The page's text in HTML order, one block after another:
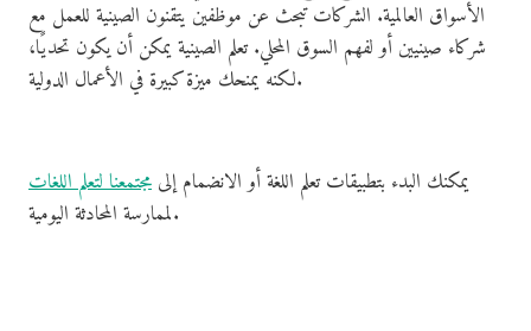
الأسواق العالمية. الشركات تبحث عن موظفين يتقنون الصينية للعمل مع
شركاء صينيين أو لفهم السوق المحلي. تعلم الصينية يمكن أن يكون تحديًا،
لكنه يمنحك ميزة كبيرة في الأعمال الدولية.
يمكنك البدء بتطبيقات تعلم اللغة أو الانضمام إلى مجتمعنا لتعلم اللغات
لممارسة المحادثة اليومية.